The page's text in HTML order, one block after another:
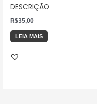
DESCRIÇÃO
R$35,00
LEIA MAIS